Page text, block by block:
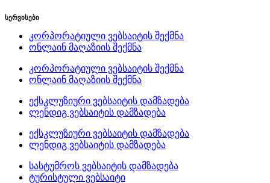
სერვისები
კორპორატიული ვებსაიტის შექმნა
ონლაინ მაღაზიის შექმნა
კორპორატიული ვებსაიტის შექმნა
ონლაინ მაღაზიის შექმნა
ექსკლუზიური ვებსაიტის დამზადება
ლენდიგ ვებსაიტის დამზადება
ექსკლუზიური ვებსაიტის დამზადება
ლენდიგ ვებსაიტის დამზადება
სასტუმროს ვებსაიტის დამზადება
ტურისტული ვებსაიტი